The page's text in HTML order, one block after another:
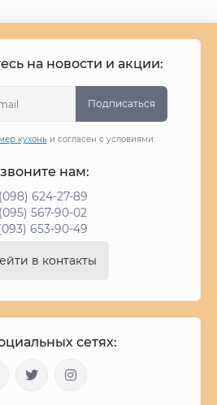
на новости и акции:
Подписаться
кухоньи согласен с условиями
нам:
(098) 624-27-89
(095) 567-90-02
653-90-49
в контакты
сетях: